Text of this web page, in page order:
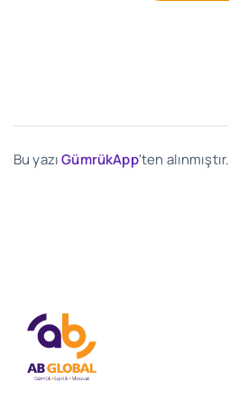
Bu yazıGümrükApp'ten alınmıştır.